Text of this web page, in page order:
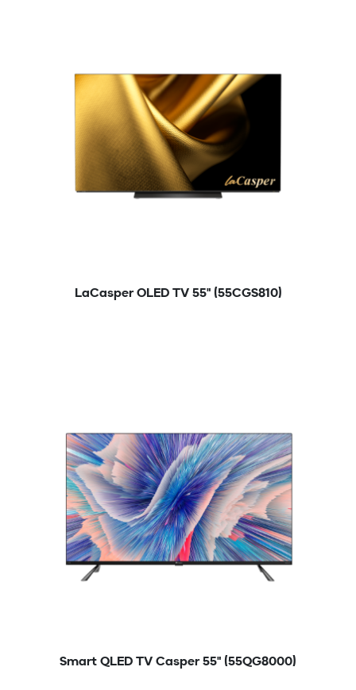
LaCasper OLED TV 55" (55CGS810)
Smart QLED TV Casper 55" (55QG8000)